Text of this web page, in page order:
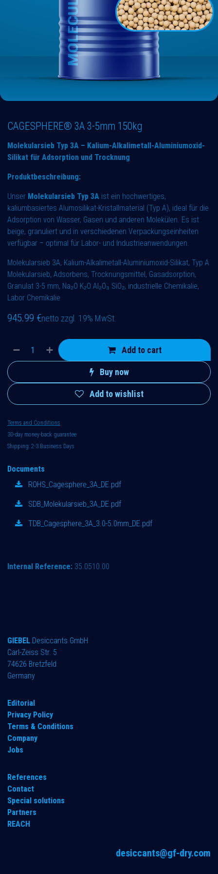
CAGESPHERE® 3A 3-5mm 150kg
Molekularsieb Typ 3A – Kalium-Alkalimetall-Aluminiumoxid-
Silikat für Adsorption und Trocknung
Produktbeschreibung:
Unser Molekularsieb Typ 3A ist ein hochwertiges,
kaliumbasiertes Alumosilikat-Kristallmaterial (Typ A), ideal für die
Adsorption von Wasser, Gasen und anderen Molekülen. Es ist
beige, granuliert und in verschiedenen Verpackungseinheiten
verfügbar – optimal für Labor- und Industrieanwendungen.
Molekularsieb 3A, Kalium-Alkalimetall-Aluminiumoxid-Silikat, Typ A
Molekularsieb, Adsorbens, Trocknungsmittel, Gasadsorption,
Granulat 3-5 mm, Na₂O K₂O Al₂O₃ SiO₂, industrielle Chemikalie,
Labor Chemikalie
945.99 €netto zzgl. 19% MwSt.
Add to cart
Buy now
Add to wishlist
Terms and Conditions
30-day money-back guarantee
Shipping: 2-3 Business Days
Documents
ROHS_Cagesphere_3A_DE.pdf
SDB_Molekularsieb_3A_DE.pdf
TDB_Cagesphere_3A_3.0-5.0mm_DE.pdf
Internal Reference: 35.0510.00
GIEBEL Desiccants GmbH
Carl-Zeiss Str. 5
74626 Bretzfeld
Germany
​Editorial
Privacy Policy
Terms & Conditions
Company
Jobs
References
Contact
Special solutions
Partners
REACH
desiccants@gf-dry.com